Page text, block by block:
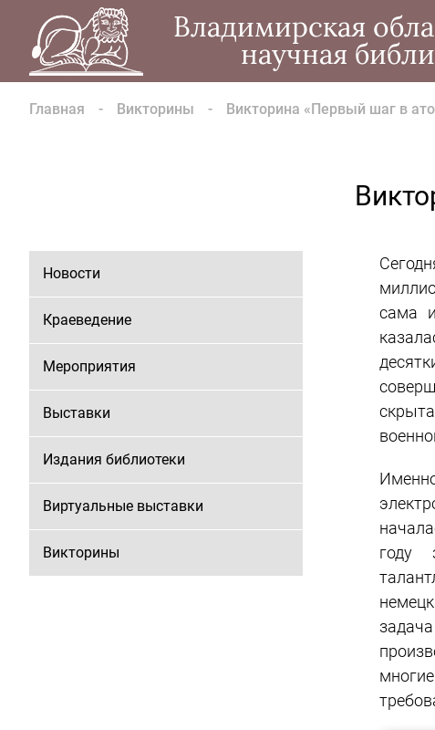
Владимирская
научная
Главная Викторины Викторина «Первый шаг в
Новости
Краеведение
Мероприятия
Выставки
Издания библиотеки
Виртуальные выставки
Викторины
сама
году